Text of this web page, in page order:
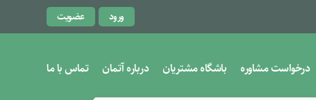
ورود عضویت
درخواست مشاوره باشگاه مشتریان درباره آتمان تماس با ما